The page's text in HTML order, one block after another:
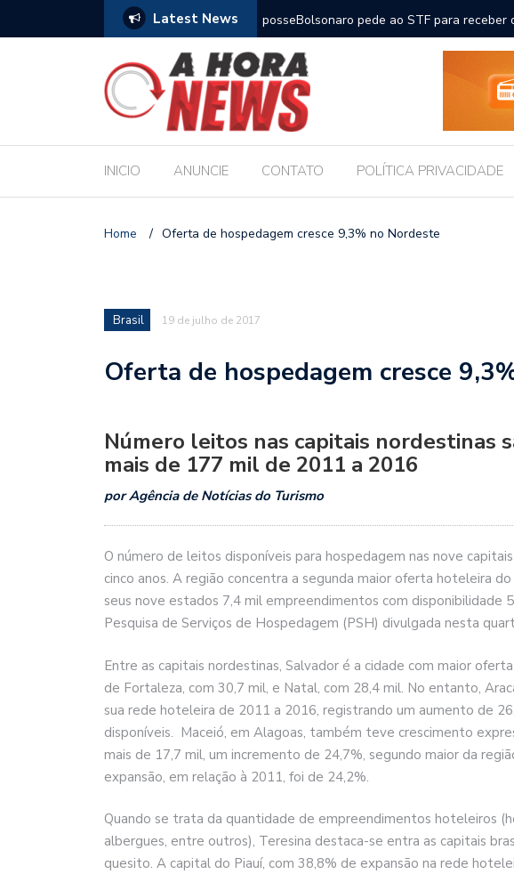
Latest News
com a Educação durante posse Bolsonaro pede ao STF para receber os
INICIO ANUNCIE CONTATO POLÍTICA PRIVACIDADE
Home / Oferta de hospedagem cresce 9,3% no Nordeste
Brasil 19 de julho de 2017
Oferta de hospedagem cresce
Número leitos nas capitais nordestinas
mais de 177 mil de 2011 a 2016
por Agência de Notícias do Turismo
O número de leitos disponíveis para hospedagem nas nove
cinco anos. A região concentra a segunda maior oferta hoteleira
seus nove estados 7,4 mil empreendimentos com disponibilidade
Pesquisa de Serviços de Hospedagem (PSH) divulgada nesta
Entre as capitais nordestinas, Salvador é a cidade com maior
de Fortaleza, com 30,7 mil, e Natal, com 28,4 mil. No entanto,
sua rede hoteleira de 2011 a 2016, registrando um aumento de
disponíveis. Maceió, em Alagoas, também teve crescimento
mais de 17,7 mil, um incremento de 24,7%, segundo maior da
expansão, em relação à 2011, foi de 24,2%.
Quando se trata da quantidade de empreendimentos hoteleiros
albergues, entre outros), Teresina destaca-se entra as capitais
quesito. A capital do Piauí, com 38,8% de expansão na rede